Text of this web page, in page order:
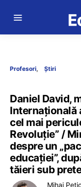
Profesori Știri
Daniel David,
Internațională
cel mai
Revoluție” /
despre un
educației”,
tăieri sub
Mihai